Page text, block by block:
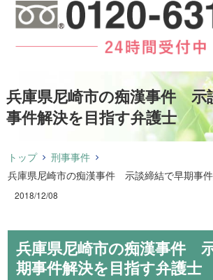
兵庫県尼崎市の痴漢事件 示
事件解決を目指す弁護士
トップ
刑事事件
兵庫県尼崎市の痴漢事件 示談締結で早期事
2018/12/08
兵庫県尼崎市の痴漢事件
期事件解決を目指す弁護士